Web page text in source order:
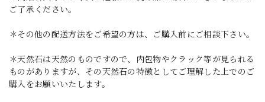
ご了承ください。
＊その他の配送方法をご希望の方は、ご購入前にご相談下さい。
＊天然石は天然のものですので、内包物やクラック等が見られる
ものがありますが、その天然石の特徴としてご理解した上でのご
購入をお願いいたします。